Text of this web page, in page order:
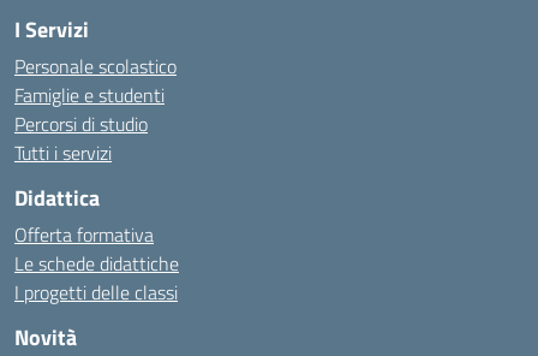
I Servizi
Personale scolastico
Famiglie e studenti
Percorsi di studio
Tutti i servizi
Didattica
Offerta formativa
Le schede didattiche
I progetti delle classi
Novità